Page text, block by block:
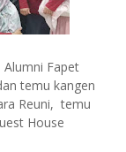
Fapet
temu kangen
Reuni, temu
House